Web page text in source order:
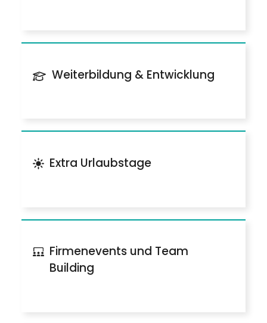
Weiterbildung & Entwicklung
Extra Urlaubstage
Firmenevents und Team
Building